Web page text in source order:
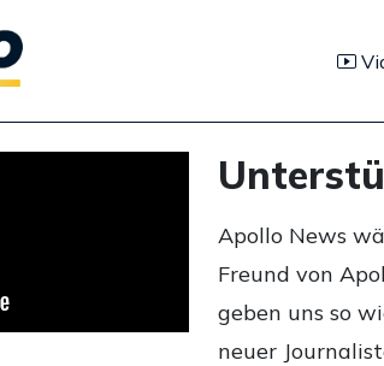
Apollo News
Freund von
geben uns so
neuer